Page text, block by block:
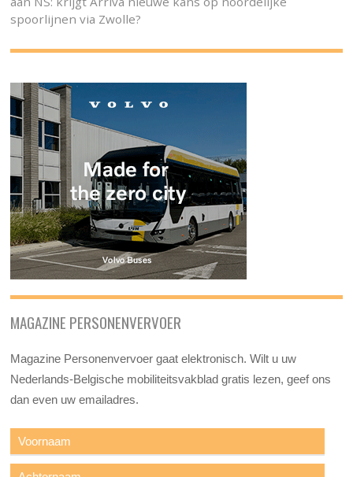
spoorlijnen via Zwolle?
MAGAZINE PERSONENVERVOER
Magazine Personenvervoer gaat elektronisch. Wilt u uw
Nederlands-Belgische mobiliteitsvakblad gratis lezen, geef ons
dan even uw emailadres.